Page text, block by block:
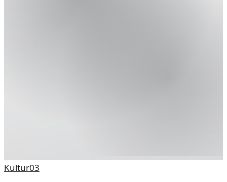
Kultur03